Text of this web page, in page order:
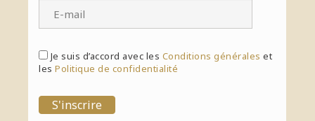
Je suis d’accord avec les Conditions générales et
lesPolitique de confidentialité
S'inscrire